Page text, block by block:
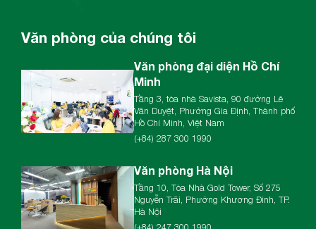
Văn phòng của chúng tôi
Văn phòng đại diện Hồ Chí
Minh
Tầng 3, tòa nhà Savista, 90 đường Lê
Văn Duyệt, Phường Gia Định, Thành phố
Hồ Chí Minh, Việt Nam
(+84) 287 300 1990
Văn phòng Hà Nội
Tầng 10, Tòa Nhà Gold Tower, Số 275
Nguyễn Trãi, Phường Khương Đình, TP.
Hà Nội